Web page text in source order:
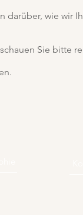
darüber, wie wir
Sie bitte